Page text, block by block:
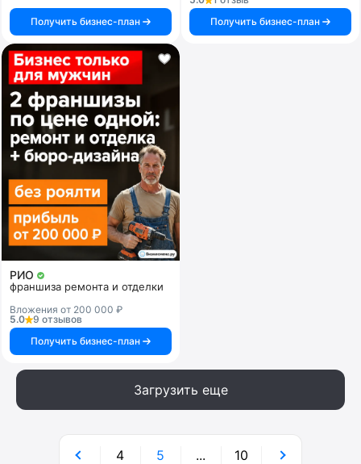
Получить бизнес-план
Получить бизнес-план
РИО
франшиза ремонта и отделки
Вложения от 200 000 ₽
5.0
9 отзывов
Получить бизнес-план
Загрузить еще
4 5 ... 10